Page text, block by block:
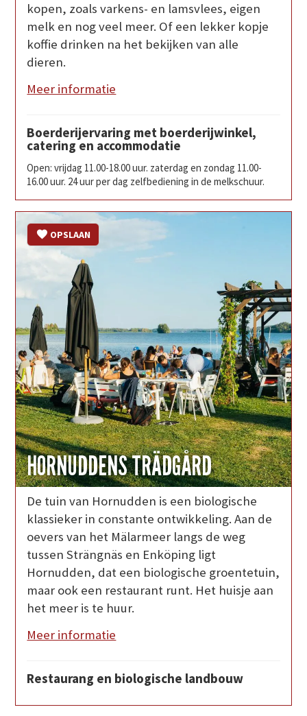
kopen, zoals varkens- en lamsvlees, eigen
melk en nog veel meer. Of een lekker kopje
koffie drinken na het bekijken van alle
dieren.
Meer informatie
Boerderijervaring met boerderijwinkel,
catering en accommodatie
Open: vrijdag 11.00-18.00 uur. zaterdag en zondag 11.00-
16.00 uur. 24 uur per dag zelfbediening in de melkschuur.
HORNUDDENS TRÄDGÅRD
OPSLAAN
De tuin van Hornudden is een biologische
klassieker in constante ontwikkeling. Aan de
oevers van het Mälarmeer langs de weg
tussen Strängnäs en Enköping ligt
Hornudden, dat een biologische groentetuin,
maar ook een restaurant runt. Het huisje aan
het meer is te huur.
Meer informatie
Restaurang en biologische landbouw